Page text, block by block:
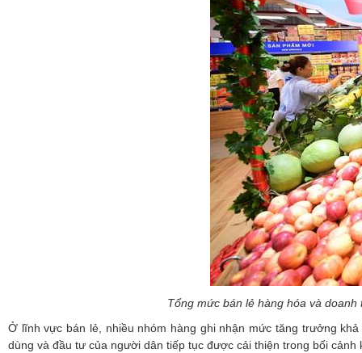
Tổng mức bán lẻ hàng hóa và
Ở lĩnh vực bán lẻ, nhiều nhóm hàng ghi nhận mức tăng trưởng
dùng và đầu tư của người dân tiếp tục được cải thiện trong bối cảnh